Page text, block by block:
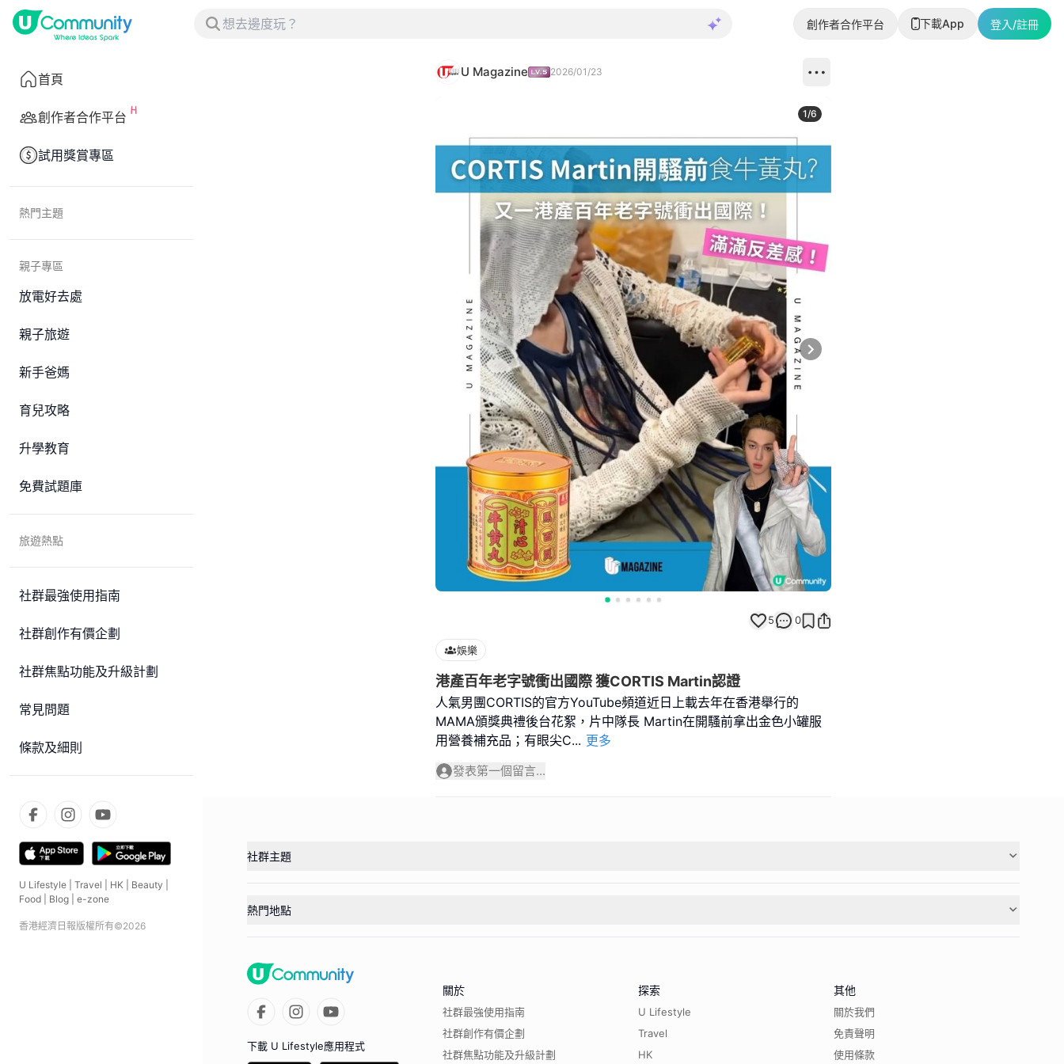
創作者合作平台 下載App 登入/註冊
首頁
創作者合作平台
試用獎賞專區
熱門主題
親子專區
放電好去處
親子旅遊
新手爸媽
育兒攻略
升學教育
免費試題庫
旅遊熱點
社群最強使用指南
社群創作有價企劃
社群焦點功能及升級計劃
常見問題
條款及細則
U Lifestyle Travel HK Beauty
Food
Blog e-zone
香港經濟日報版權所有©2026
U Magazine 2026/01/23
Next slide
1/6
5 0
娛樂
港產百年老字號衝出國際 獲CORTIS Martin認證
人氣男團CORTIS的官方YouTube頻道近日上載去年在香港舉行的
MAMA頒獎典禮後台花絮，片中隊長 Martin在開騷前拿出金色小罐服
用營養補充品；有眼尖C... 更多
發表第一個留言...
社群主題
熱門地點
下載 U Lifestyle應用程式
關於
社群最強使用指南
社群創作有價企劃
社群焦點功能及升級計劃
探索
U Lifestyle
Travel
HK
其他
關於我們
免責聲明
使用條款